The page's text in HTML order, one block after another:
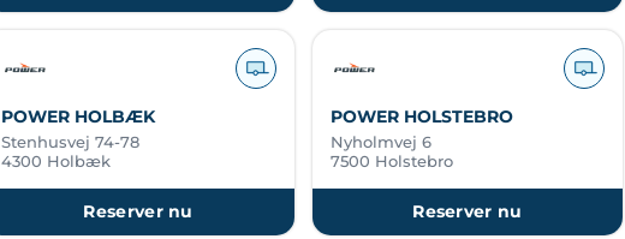
POWER HOLBÆK
Stenhusvej 74-78
4300 Holbæk
Reserver nu
POWER HOLSTEBRO
Nyholmvej 6
7500 Holstebro
Reserver nu